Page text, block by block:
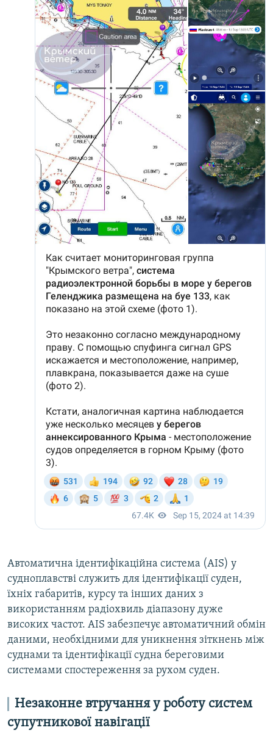
Автоматична ідентифікаційна система (AIS) у
судноплавстві служить для ідентифікації суден,
їхніх габаритів, курсу та інших даних з
використанням радіохвиль діапазону дуже
високих частот. AIS забезпечує автоматичний обмін
даними, необхідними для уникнення зіткнень між
суднами та ідентифікації судна береговими
системами спостереження за рухом суден.
Незаконне втручання у роботу систем
супутникової навігації